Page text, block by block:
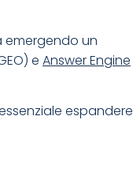
emergendo un
e Answer Engine
espandere